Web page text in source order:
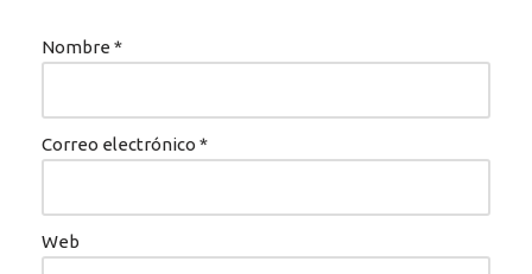
Nombre *
Correo electrónico *
Web